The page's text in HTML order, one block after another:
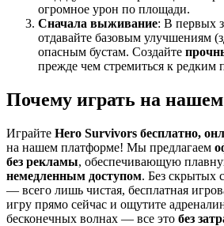
огромное урон по площади.
Сначала выживание: В первых
отдавайте базовым улучшениям
опасным бустам. Создайте
прежде чем стремиться к редким
Почему играть на нашем
Играйте Hero Survivors бесплатно,
на нашем платформе! Мы предлагаем
без рекламы, обеспечивающую
немедленным доступом. Без скрытых
— всего лишь чистая, бесплатная
игру прямо сейчас и ощутите
бесконечных волнах — все это без